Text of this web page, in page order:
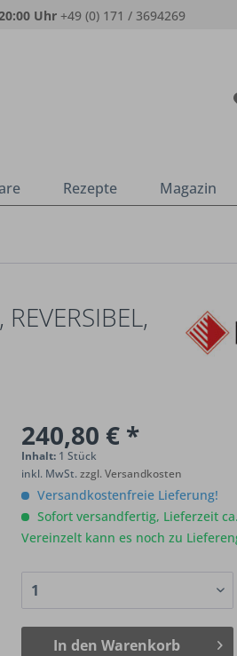
Uhr +49 (0) 171 / 3694269
Rezepte Magazin
240,80 € *
Inhalt: 1 Stück
inkl. MwSt.zzgl. Versandkosten
Versandkostenfreie Lieferung!
Sofort versandfertig, Lieferzeit
Vereinzelt kann es noch zu
In den Warenkorb